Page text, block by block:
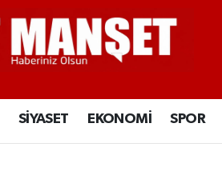
SİYASET EKONOMİ SPOR